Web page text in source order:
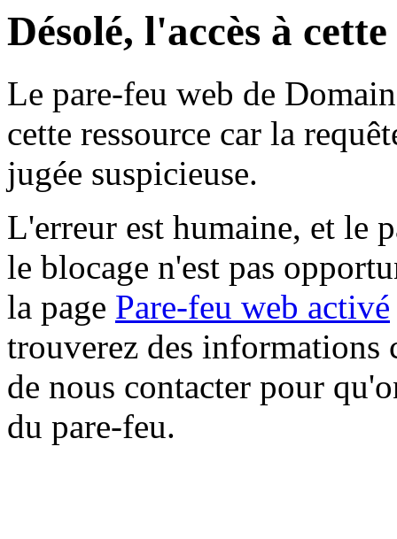
Désolé, l'accès à
Le pare-feu web de
cette ressource car la
jugée suspicieuse.
L'erreur est humaine, et le
le blocage n'est pas
la page Pare-feu web activé
trouverez des informations
de nous contacter pour
du pare-feu.